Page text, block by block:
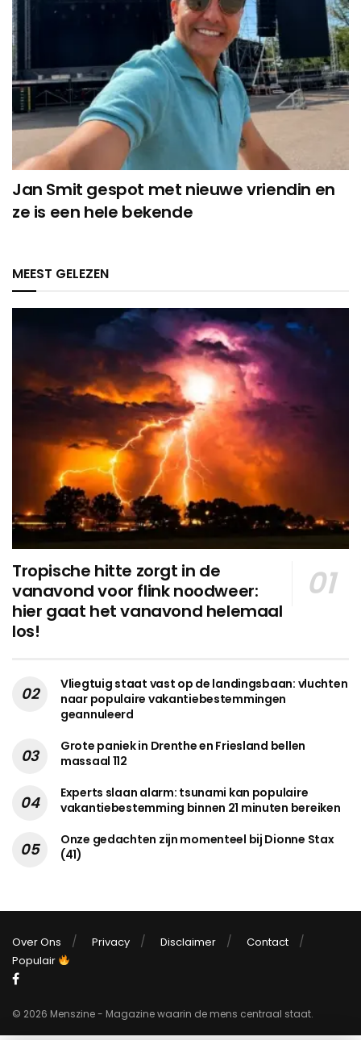
Jan Smit gespot met nieuwe vriendin en
ze is een hele bekende
MEEST GELEZEN
Tropische hitte zorgt in de
vanavond voor flink noodweer:
hier gaat het vanavond helemaal
los!
Vliegtuig staat vast op de landingsbaan: vluchten
naar populaire vakantiebestemmingen
geannuleerd
Grote paniek in Drenthe en Friesland bellen
massaal 112
Experts slaan alarm: tsunami kan populaire
vakantiebestemming binnen 21 minuten bereiken
Onze gedachten zijn momenteel bij Dionne Stax
(41)
Over Ons Privacy Disclaimer
Contact
Populair
© 2026 Menszine - Magazine waarin de mens centraal staat.